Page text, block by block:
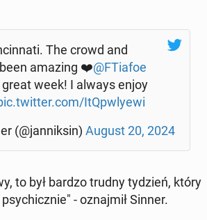
The crowd and
amazing ❤️@FTiafoe
week! I always enjoy
ItQpw­ly­ewi
(@jan­nik­sin) August 20, 2024
to był bardzo trudny tydzień, który
- oznaj­mił Sinner.